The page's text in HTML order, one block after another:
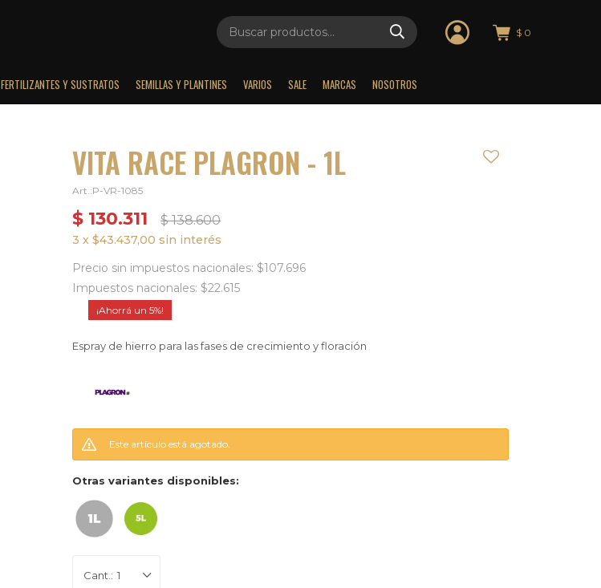
FERTILIZANTES Y SUSTRATOS SEMILLAS Y PLANTINES VARIOS SALE MARCAS NOSOTROS
$ 0
VITA RACE PLAGRON - 1L
P-VR-1085
$ 130.311 $ 138.600
3 x $43.437,00 sin interés
Precio sin impuestos nacionales: $107.696
Impuestos nacionales: $22.615
5
Espray de hierro para las fases de crecimiento y floración
Este artículo está agotado.
Otras variantes disponibles:
1